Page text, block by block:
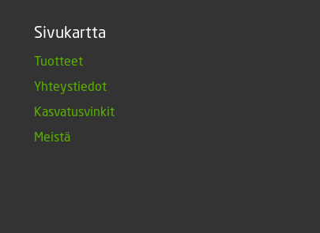
Sivukartta
Tuotteet
Yhteystiedot
Kasvatusvinkit
Meistä